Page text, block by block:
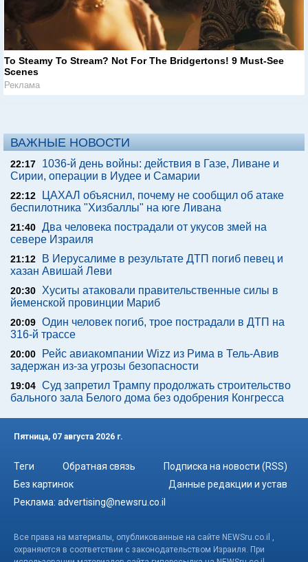
To Steamy To Stream? Not For The Bridgertons! 9 Must-See
Scenes
Реклама
ВАЖНЫЕ НОВОСТИ
22:17
1036-й день войны: действия в Газе, Ливане и
Сирии, операции в Иудее и Самарии
22:12
ЦАХАЛ объяснил, почему не сообщил об атаке
беспилотника "Хизбаллы" на юге Ливана
21:40 Два человека пострадали от укусов змей на
севере Израиля
21:12
В Иерусалиме в результате ДТП погиб певец и
хазан Авишай Леви
20:30 Хуситы атаковали правительственные силы в
йеменской провинции Мариб
20:09 Один человек погиб, трое пострадали в ДТП на
316-й трассе
20:00
Рейс авиакомпании Wizz из Рима в Тель-Авив
задержан из-за угрозы безопасности
19:04 Суд запретил Трампу продолжать строительство
бального зала Белого дома без одобрения Конгресса
Пятница, 07 августа 2026 г.
Теги Обратная связь
Подписка на новости (RSS)
Без картинок
Данные редакции и устав
Реклама: advertising@newsru.co.il
Все права на материалы, опубликованные на сайте NEWSru.co.il ,
охраняются в соответствии с законодательством Израиля. При